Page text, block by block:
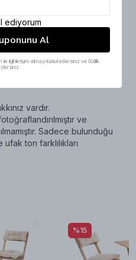
vardır.
ve
Sadece bulunduğu
ufak ton farklılıkları
%15
ediyorum
Al
ilgili iletişim almayı kabul edersiniz ve Gizlilik